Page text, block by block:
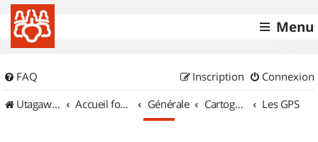
Menu
FAQ Connexion
Inscription
UtagawaVTT (Randos VTT et VTTAE avec traces GPS)
Accueil forum Générale Cartographie et GPS Les GPS